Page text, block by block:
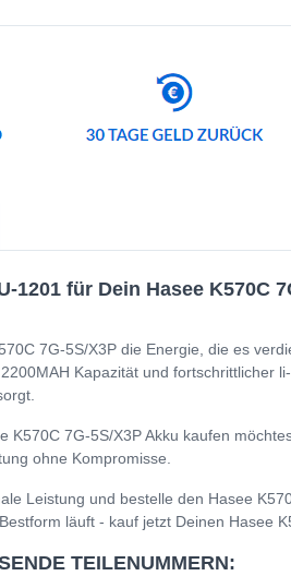
1201 für Dein Hasee K570C
7G-5S/X3P die Energie, die es
Kapazität und fortschrittlicher
K570C 7G-5S/X3P Akku kaufen
ohne Kompromisse.
Leistung und bestelle den Hasee
läuft - kauf jetzt Deinen Hasee
TEILENUMMERN: